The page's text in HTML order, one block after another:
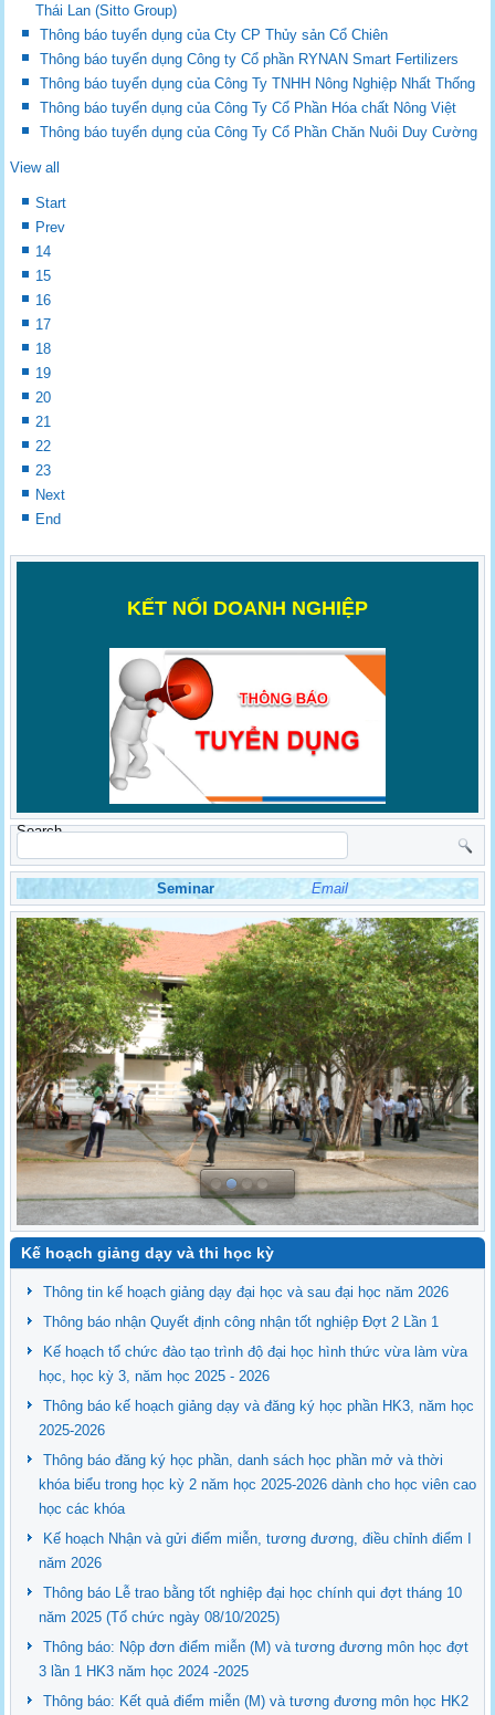
Thái Lan (Sitto Group)
Thông báo tuyển dụng của Cty CP Thủy sản Cổ Chiên
Thông báo tuyển dụng Công ty Cổ phần RYNAN Smart Fertilizers
Thông báo tuyển dụng của Công Ty TNHH Nông Nghiệp Nhất Thống
Thông báo tuyển dụng của Công Ty Cổ Phần Hóa chất Nông Việt
Thông báo tuyển dụng của Công Ty Cổ Phần Chăn Nuôi Duy Cường
View all
Start
Prev
14
15
16
17
18
19
20
21
22
23
Next
End
KẾT NỐI DOANH NGHIỆP
Search
Seminar Email
Kế hoạch giảng dạy và thi học kỳ
Thông tin kế hoạch giảng dạy đại học và sau đại học năm 2026
Thông báo nhận Quyết định công nhận tốt nghiệp Đợt 2 Lần 1
Kế hoạch tổ chức đào tạo trình độ đại học hình thức vừa làm vừa
học, học kỳ 3, năm học 2025 - 2026
Thông báo kế hoạch giảng dạy và đăng ký học phần HK3, năm học
2025-2026
Thông báo đăng ký học phần, danh sách học phần mở và thời
khóa biểu trong học kỳ 2 năm học 2025-2026 dành cho học viên cao
học các khóa
Kế hoạch Nhận và gửi điểm miễn, tương đương, điều chỉnh điểm I
năm 2026
Thông báo Lễ trao bằng tốt nghiệp đại học chính qui đợt tháng 10
năm 2025 (Tổ chức ngày 08/10/2025)
Thông báo: Nộp đơn điểm miễn (M) và tương đương môn học đợt
3 lần 1 HK3 năm học 2024 -2025
Thông báo: Kết quả điểm miễn (M) và tương đương môn học HK2